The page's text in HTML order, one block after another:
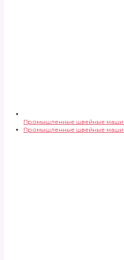
Промышленные швейные
Промышленные швейные